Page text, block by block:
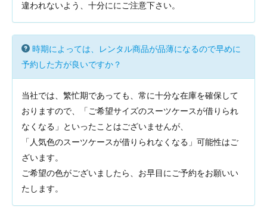
違われないよう、十分ににご注意下さい。
時期によっては、レンタル商品が品薄になるので早めに
予約した方が良いですか？
当社では、繁忙期であっても、常に十分な在庫を確保して
おりますので、「ご希望サイズのスーツケースが借りられ
なくなる」といったことはございませんが、
「人気色のスーツケースが借りられなくなる」可能性はご
ざいます。
ご希望の色がございましたら、お早目にご予約をお願いい
たします。